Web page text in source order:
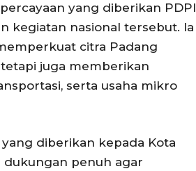
yang diberikan PDPI
kegiatan nasional tersebut. Ia
citra Padang
juga memberikan
serta usaha mikro
diberikan kepada Kota
dukungan penuh agar